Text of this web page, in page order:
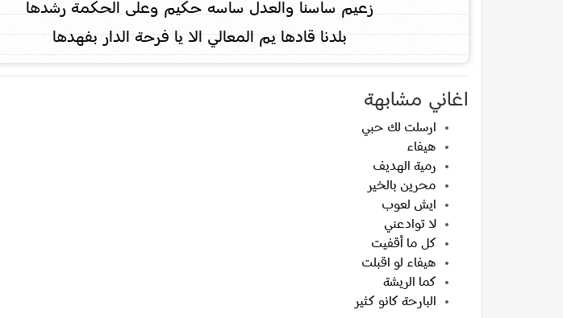
زعيم ساسنا والعدل ساسه حكيم وعلى الحكمة رشدها
بلدنا قادها يم المعالي الا يا فرحة الدار بفهدها
اغاني مشابهة
ارسلت لك حبي
هيفاء
رمية الهديف
محرين بالخير
ايش لعوب
لا توادعني
كل ما أقفيت
هيفاء لو اقبلت
كما الريشة
البارحة كانو كثير